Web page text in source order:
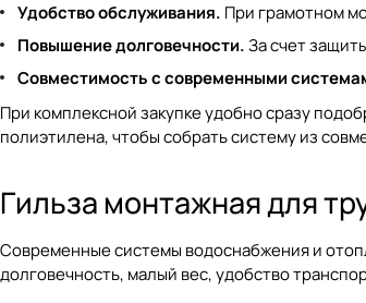
Удобство обслуживания. При грамотном
Повышение долговечности.За счет
Совместимость с современными
При комплексной закупке удобно сразу
полиэтилена, чтобы собрать систему из
Гильза монтажная для
Современные системы водоснабжения и
долговечность, малый вес, удобство